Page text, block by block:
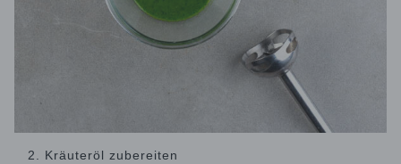
2. Kräuteröl zubereiten